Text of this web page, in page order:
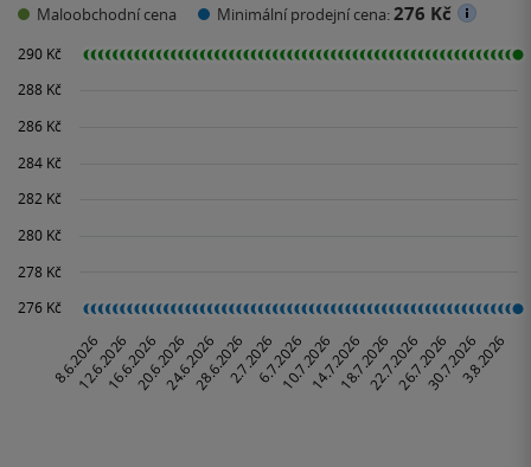
Maloobchodní cena Minimální prodejní cena:276 Kč